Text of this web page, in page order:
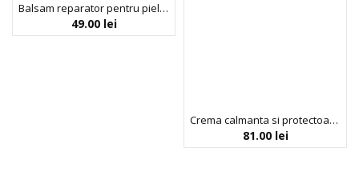
Balsam reparator pentru pielea sensibila, predispusa la dermatita, Dr. Scheller Medical, 29 g
49.00 lei
Crema calmanta si protectoare pentru pielea sensibila, predispusa la dermatita, Dr. Scheller Medical, 50 ml
81.00 lei